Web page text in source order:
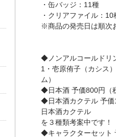
・⽸バッジ：11種
・クリアファイル：10
※商品の発売⽇は順次
◆ノンアルコールドリ
1・壱原侑⼦（カシス
ム）
◆⽇本酒 予価800円（
◆⽇本酒カクテル 予価
⽇本酒カクテル
を３種類考案中です！
◆キャラクターセット